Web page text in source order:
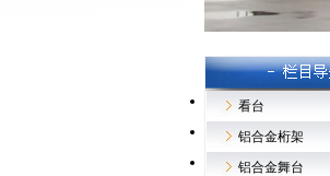
看台
铝合金桁架
铝合金舞台